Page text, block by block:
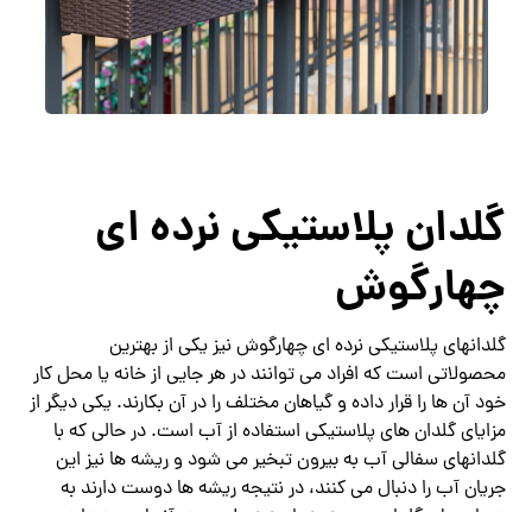
گلدان پلاستیکی نرده ای
چهارگوش
گلدانهای پلاستیکی نرده ای چهارگوش نیز یکی از بهترین
محصولاتی است که افراد می توانند در هر جایی از خانه یا محل کار
خود آن ها را قرار داده و گیاهان مختلف را در آن بکارند. یکی دیگر از
مزایای گلدان های پلاستیکی استفاده از آب است. در حالی که با
گلدانهای سفالی آب به بیرون تبخیر می شود و ریشه ها نیز این
جریان آب را دنبال می کنند، در نتیجه ریشه ها دوست دارند به